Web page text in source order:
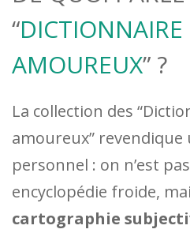
“DICTIONNAIRE
AMOUREUX” ?
La collection des
amoureux” revendique
personnel : on n’est
encyclopédie froide,
cartographie